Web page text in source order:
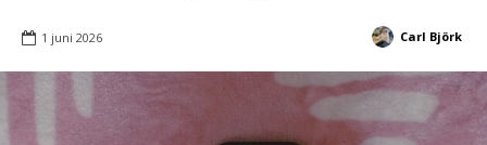
Carl Björk
1 juni 2026